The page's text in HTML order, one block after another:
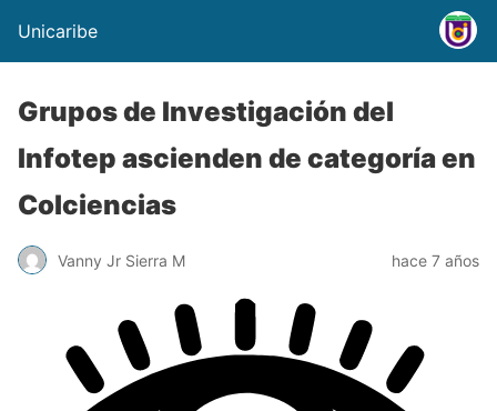
Unicaribe
Grupos de Investigación del
Infotep ascienden de categoría en
Colciencias
Vanny Jr Sierra M hace 7 años